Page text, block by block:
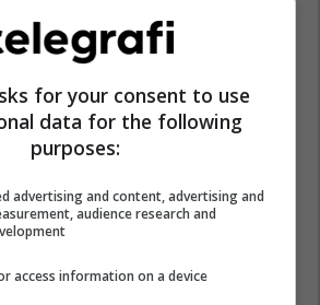
for your consent to use
data for the following
purposes:
advertising and content, advertising and
audience research and
access information on a device